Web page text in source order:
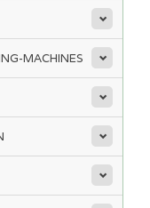
MACHINES